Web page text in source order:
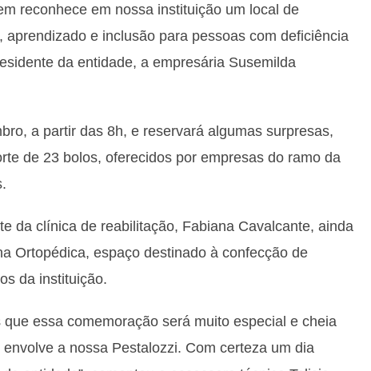
reconhece em nossa instituição um local de
e inclusão para pessoas com deficiência
da entidade, a empresária Susemilda
a partir das 8h, e reservará algumas surpresas,
de 23 bolos, oferecidos por empresas do ramo da
da clínica de reabilitação, Fabiana Cavalcante, ainda
Ortopédica, espaço destinado à confecção de
da instituição.
essa comemoração será muito especial e cheia
a nossa Pestalozzi. Com certeza um dia